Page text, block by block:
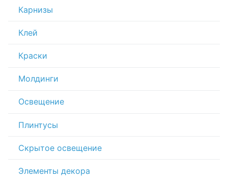
Карнизы
Клей
Краски
Молдинги
Освещение
Плинтусы
Скрытое освещение
Элементы декора